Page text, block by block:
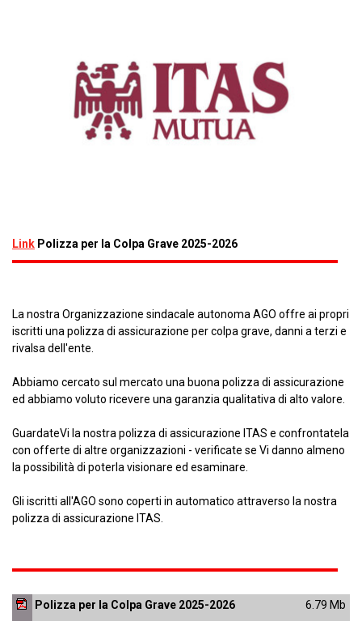
Link Polizza per la Colpa Grave 2025-2026
La nostra Organizzazione sindacale autonoma AGO offre ai propri
iscritti una polizza di assicurazione per colpa grave, danni a terzi e
rivalsa dell'ente.
Abbiamo cercato sul mercato una buona polizza di assicurazione
ed abbiamo voluto ricevere una garanzia qualitativa di alto valore.
GuardateVi la nostra polizza di assicurazione ITAS e confrontatela
con offerte di altre organizzazioni - verificate se Vi danno almeno
la possibilità di poterla visionare ed esaminare.
Gli iscritti all'AGO sono coperti in automatico attraverso la nostra
polizza di assicurazione ITAS.
Polizza per la Colpa Grave 2025-2026 6.79 Mb